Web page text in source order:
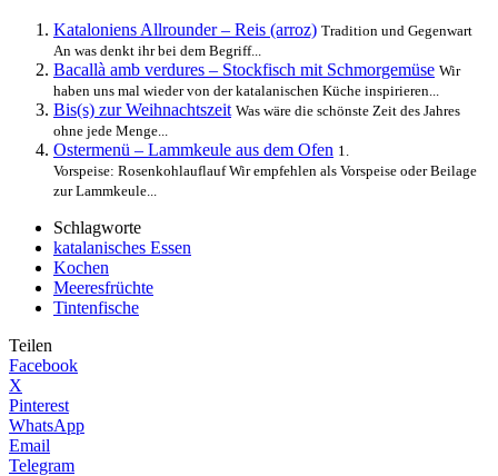
Kataloniens Allrounder – Reis (arroz) Tradition und Gegenwart
An was denkt ihr bei dem Begriff...
Bacallà amb verdures – Stockfisch mit Schmorgemüse Wir
haben uns mal wieder von der katalanischen Küche inspirieren...
Bis(s) zur Weihnachtszeit Was wäre die schönste Zeit des Jahres
ohne jede Menge...
Ostermenü – Lammkeule aus dem Ofen 1.
Vorspeise: Rosenkohlauflauf Wir empfehlen als Vorspeise oder Beilage
zur Lammkeule...
Schlagworte
katalanisches Essen
Kochen
Meeresfrüchte
Tintenfische
Teilen
Facebook
X
Pinterest
WhatsApp
Email
Telegram